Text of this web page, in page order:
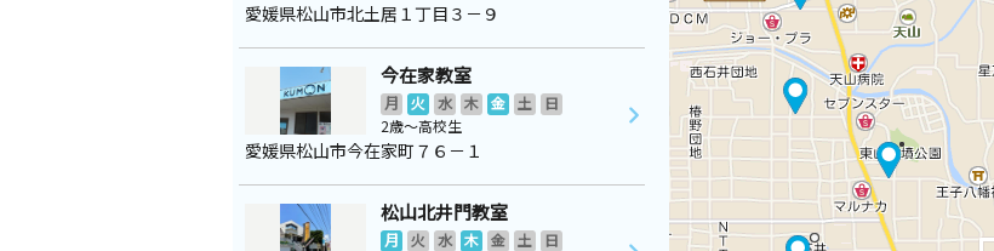
愛媛県松山市北土居１丁目３－９
今在家教室
月 火 水 木 金 土
日
2歳～高校生
愛媛県松山市今在家町７６－１
松山北井門教室
月 火 水 木 金 土
日